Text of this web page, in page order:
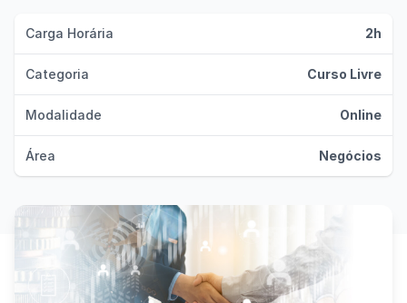
Carga Horária 2h
Categoria Curso Livre
Modalidade Online
Área Negócios